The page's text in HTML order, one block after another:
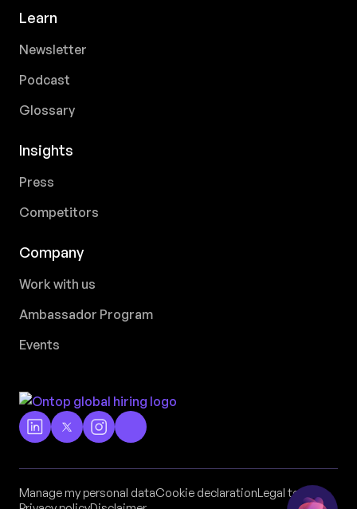
Learn
Newsletter
Podcast
Glossary
Insights
Press
Competitors
Company
Work with us
Ambassador Program
Events
Manage my personal dataCookie declarationLegal terms